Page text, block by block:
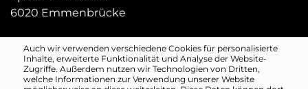
Auch wir verwenden verschiedene Cookies für personalisierte
Inhalte, erweiterte Funktionalität und Analyse der Website-
Zugriffe. Außerdem nutzen wir Technologien von Dritten,
welche Informationen zur Verwendung unserer Website
6020 Emmenbrücke
digitalsicher@secnovum.ch